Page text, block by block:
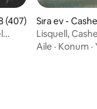
ortalama 4,88
(407)
Sıra ev -
Lisquell,
Aile · Konum ·